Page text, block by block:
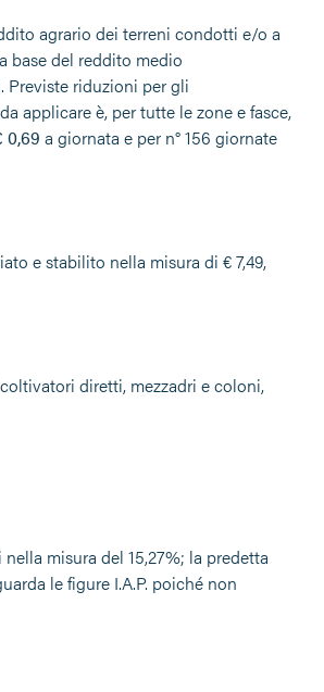
agrario dei terreni condotti e/o a
base del reddito medio
riduzioni per gli
applicare è, per tutte le zone e fasce,
0,69 a giornata e per n° 156 giornate
e stabilito nella misura di € 7,49,
diretti, mezzadri e coloni,
misura del 15,27%; la predetta
le figure I.A.P. poiché non